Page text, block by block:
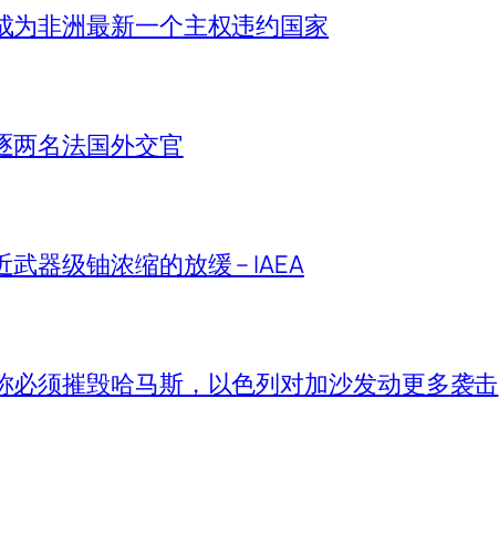
为非洲最新一个主权违约国家
两名法国外交官
武器级铀浓缩的放缓 – IAEA
必须摧毁哈马斯，以色列对加沙发动更多袭击